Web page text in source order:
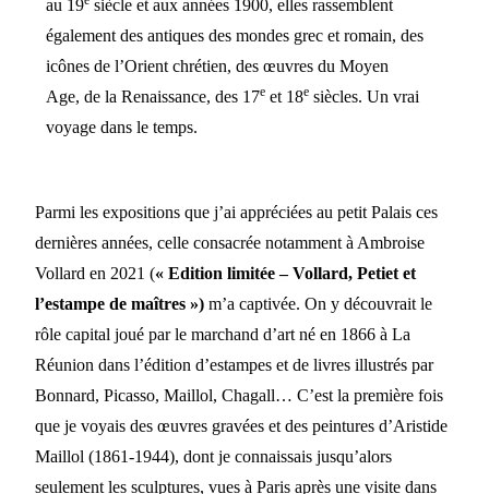
au 19 siècle et aux années 1900, elles rassemblent
également des antiques des mondes grec et romain, des
icônes de l’Orient chrétien, des œuvres du Moyen
Age, de la Renaissance, des 17e et 18e siècles. Un vrai
voyage dans le temps.
Parmi les expositions que j’ai appréciées au petit Palais ces
dernières années, celle consacrée notamment à Ambroise
Vollard en 2021 (« Edition limitée – Vollard, Petiet et
l’estampe de maîtres ») m’a captivée. On y découvrait le
rôle capital joué par le marchand d’art né en 1866 à La
Réunion dans l’édition d’estampes et de livres illustrés par
Bonnard, Picasso, Maillol, Chagall… C’est la première fois
que je voyais des œuvres gravées et des peintures d’Aristide
Maillol (1861-1944), dont je connaissais jusqu’alors
seulement les sculptures, vues à Paris après une visite dans